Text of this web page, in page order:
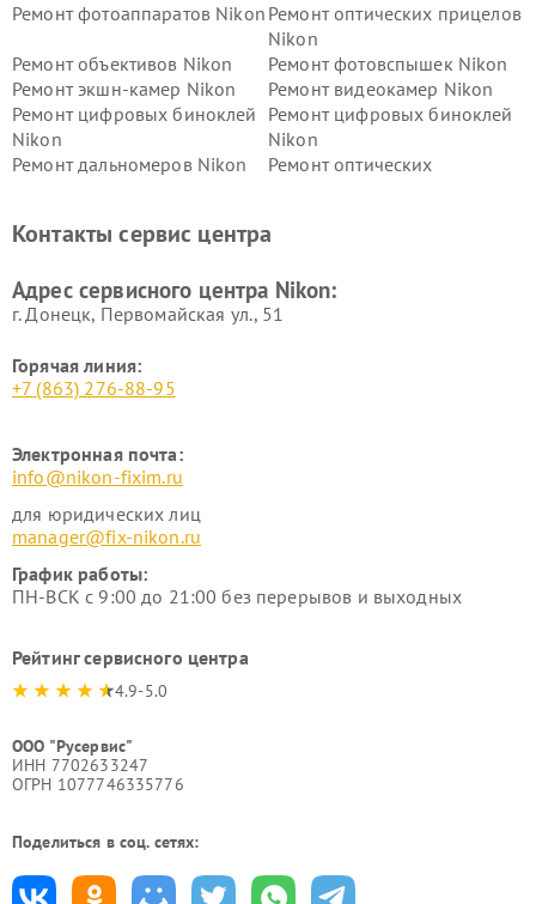
Ремонт фотоаппаратов Nikon Ремонт оптических прицелов
Nikon
Ремонт объективов Nikon
Ремонт фотовспышек Nikon
Ремонт экшн-камер Nikon
Ремонт видеокамер Nikon
Ремонт цифровых биноклей
Nikon
Ремонт цифровых биноклей
Nikon
Ремонт дальномеров Nikon
Ремонт оптических
Контакты сервис центра
Адрес сервисного центра Nikon:
г. Донецк, Первомайская ул., 51
Горячая линия:
+7 (863) 276-88-95
Электронная почта:
info@nikon-fixim.ru
для юридических лиц
manager@fix-nikon.ru
График работы:
ПН-ВСК с 9:00 до 21:00 без перерывов и выходных
Рейтинг сервисного центра
4.9-5.0
ООО "Русервис"
ИНН 7702633247
ОГРН 1077746335776
Поделиться в соц. сетях: